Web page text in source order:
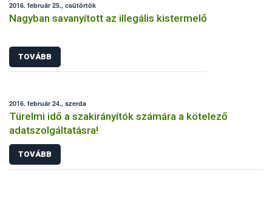
2016. február 25., csütörtök
Nagyban savanyított az illegális kistermelő
TOVÁBB
2016. február 24., szerda
Türelmi idő a szakirányítók számára a kötelező
adatszolgáltatásra!
TOVÁBB